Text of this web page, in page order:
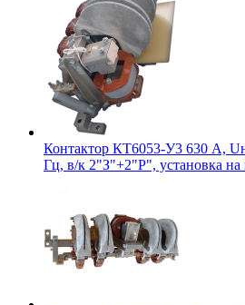
Контактор КТ6053-У3 630 А,
Гц, в/к 2"З"+2"Р", установка на